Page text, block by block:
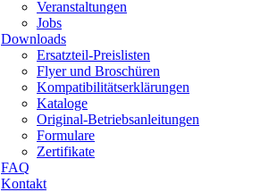
Veranstaltungen
Jobs
Downloads
Ersatzteil-Preislisten
Flyer und Broschüren
Kompatibilitätserklärungen
Kataloge
Original-Betriebsanleitungen
Formulare
Zertifikate
FAQ
Kontakt